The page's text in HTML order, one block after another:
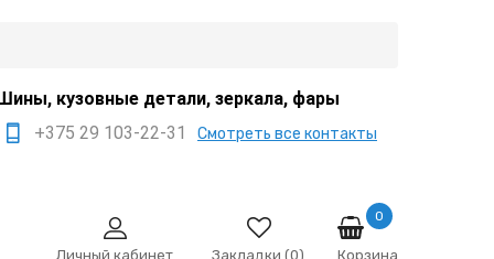
кузовные детали, зеркала, фары
+375 29 103-22-31
Смотреть все контакты
+375 29 666-12-68
Личный кабинет Закладки (0) Корзина
0